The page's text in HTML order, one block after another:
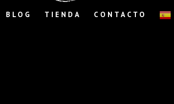
BLOG TIENDA CONTACTO